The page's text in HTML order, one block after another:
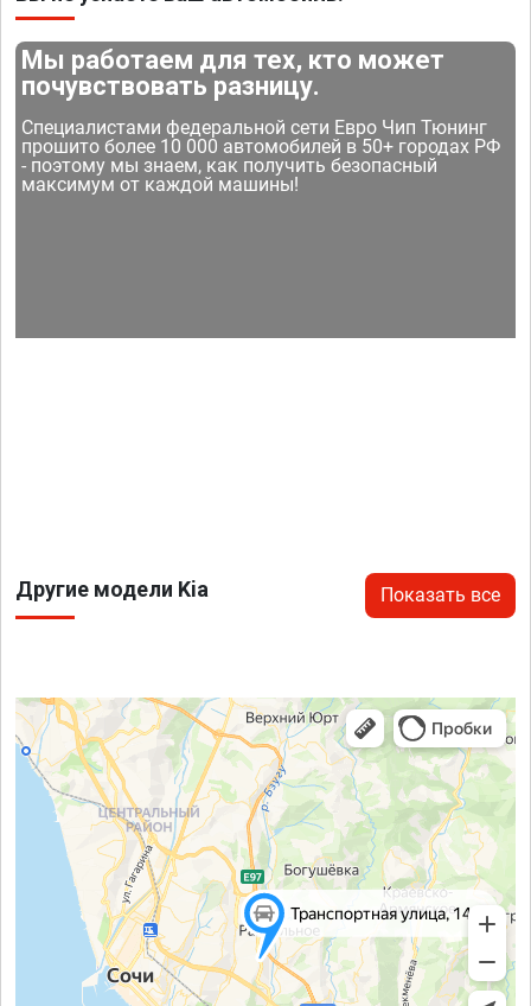
Мы работаем для тех, кто может
почувствовать разницу.
Специалистами федеральной сети Евро Чип Тюнинг
прошито более 10 000 автомобилей в 50+ городах РФ
- поэтому мы знаем, как получить безопасный
максимум от каждой машины!
Другие модели Kia Показать все